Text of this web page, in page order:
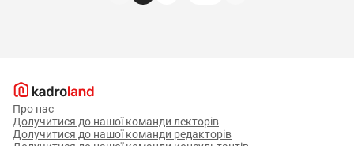
Про нас
Долучитися до нашої команди лекторів
Долучитися до нашої команди редакторів